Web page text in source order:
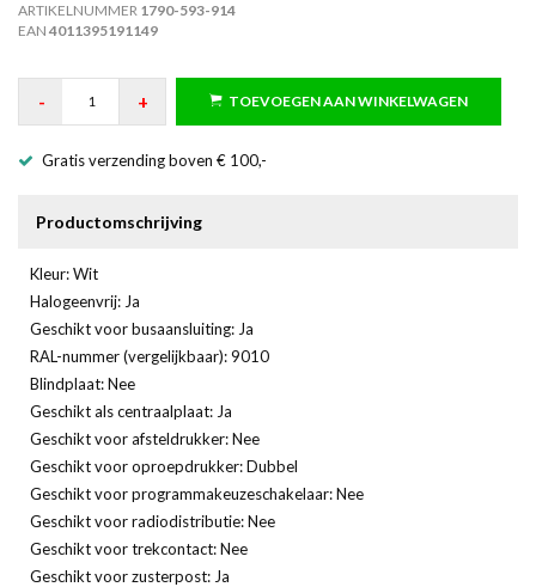
ARTIKELNUMMER 1790-593-914
EAN 4011395191149
- + TOEVOEGEN AAN WINKELWAGEN
Gratis verzending boven € 100,-
Productomschrijving
Kleur: Wit
Halogeenvrij: Ja
Geschikt voor busaansluiting: Ja
RAL-nummer (vergelijkbaar): 9010
Blindplaat: Nee
Geschikt als centraalplaat: Ja
Geschikt voor afsteldrukker: Nee
Geschikt voor oproepdrukker: Dubbel
Geschikt voor programmakeuzeschakelaar: Nee
Geschikt voor radiodistributie: Nee
Geschikt voor trekcontact: Nee
Geschikt voor zusterpost: Ja